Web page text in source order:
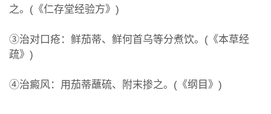
之。(《仁存堂经验方》)
③治对口疮：鲜茄蒂、鲜何首乌等分煮饮。(《本草经
疏》)
④治癜风：用茄蒂蘸硫、附末掺之。(《纲目》)